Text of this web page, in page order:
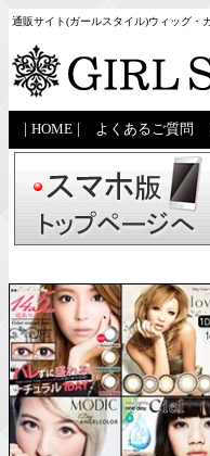
通販サイト(ガールスタイル)ウィッグ・
HOME よくあるご質問